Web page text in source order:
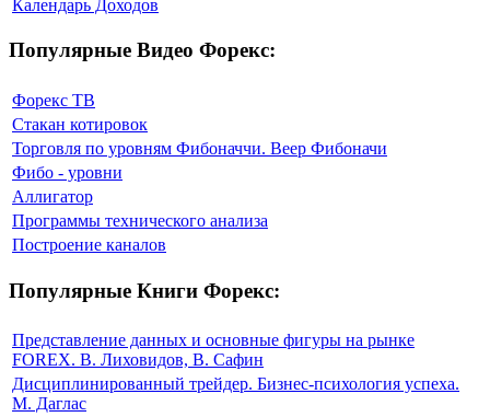
Календарь Доходов
Популярные Видео Форекс:
Форекс ТВ
Стакан котировок
Торговля по уровням Фибоначчи. Веер Фибоначи
Фибо - уровни
Аллигатор
Программы технического анализа
Построение каналов
Популярные Книги Форекс:
Представление данных и основные фигуры на рынке
FOREX. В. Лиховидов, В. Сафин
Дисциплинированный трейдер. Бизнес-психология успеха.
М. Даглас